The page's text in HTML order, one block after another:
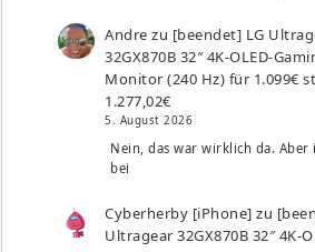
Andre zu [beendet] LG
32GX870B 32″ 4K-OLED-
Monitor (240 Hz) für 1.099€
1.277,02€
5. August 2026
Nein, das war wirklich da. Aber
bei
Cyberherby [iPhone] zu
Ultragear 32GX870B 32″ 4K-